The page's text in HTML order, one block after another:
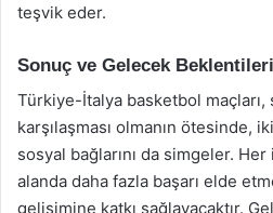
teşvik eder.
Sonuç ve Gelecek Beklentileri
Türkiye-İtalya basketbol
karşılaşması olmanın ötesinde,
sosyal bağlarını da simgeler. Her
alanda daha fazla başarı elde
gelişimine katkı sağlayacaktır.